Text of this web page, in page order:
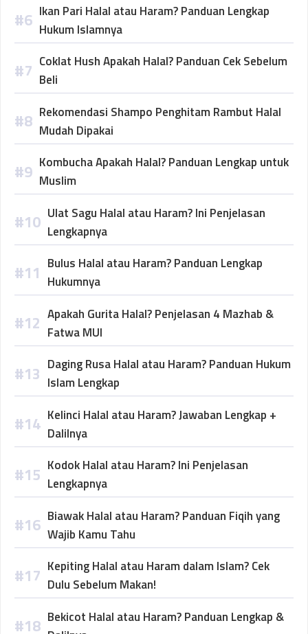
Ikan Pari Halal atau Haram? Panduan Lengkap
Hukum Islamnya
Coklat Hush Apakah Halal? Panduan Cek Sebelum
Beli
Rekomendasi Shampo Penghitam Rambut Halal
Mudah Dipakai
Kombucha Apakah Halal? Panduan Lengkap untuk
Muslim
Ulat Sagu Halal atau Haram? Ini Penjelasan
Lengkapnya
Bulus Halal atau Haram? Panduan Lengkap
Hukumnya
Apakah Gurita Halal? Penjelasan 4 Mazhab &
Fatwa MUI
Daging Rusa Halal atau Haram? Panduan Hukum
Islam Lengkap
Kelinci Halal atau Haram? Jawaban Lengkap +
Dalilnya
Kodok Halal atau Haram? Ini Penjelasan
Lengkapnya
Biawak Halal atau Haram? Panduan Fiqih yang
Wajib Kamu Tahu
Kepiting Halal atau Haram dalam Islam? Cek
Dulu Sebelum Makan!
Bekicot Halal atau Haram? Panduan Lengkap &